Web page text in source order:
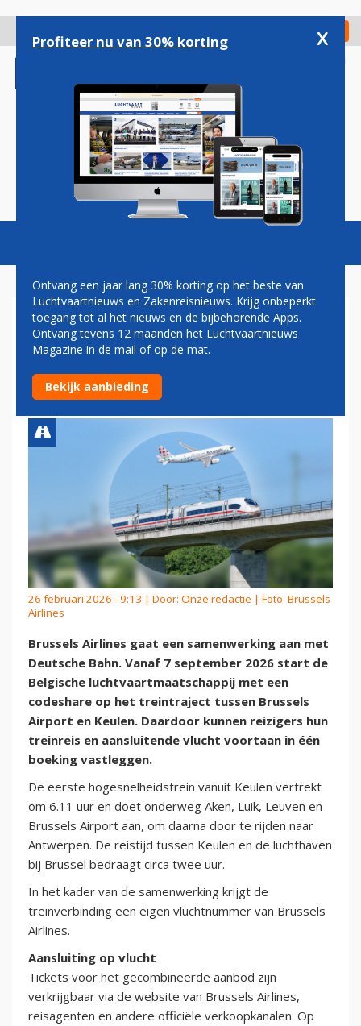
gaan
Check in
Magazine Podcasts Vacatures
BRUSSELS AIRPORT KRIJGT
VANAF SEPTEMBER EEN
HOGESNELHEIDSTREIN
26 februari 2026 - 9:13 | Door: Onze redactie | Foto: Brussels
Airlines
Brussels Airlines gaat een samenwerking aan met
Deutsche Bahn. Vanaf 7 september 2026 start de
Belgische luchtvaartmaatschappij met een
codeshare op het treintraject tussen Brussels
Airport en Keulen. Daardoor kunnen reizigers hun
treinreis en aansluitende vlucht voortaan in één
boeking vastleggen.
De eerste hogesnelheidstrein vanuit Keulen vertrekt
om 6.11 uur en doet onderweg Aken, Luik, Leuven en
Brussels Airport aan, om daarna door te rijden naar
Antwerpen. De reistijd tussen Keulen en de luchthaven
bij Brussel bedraagt circa twee uur.
In het kader van de samenwerking krijgt de
treinverbinding een eigen vluchtnummer van Brussels
Airlines.
Aansluiting op vlucht
Tickets voor het gecombineerde aanbod zijn
verkrijgbaar via de website van Brussels Airlines,
reisagenten en andere officiële verkoopkanalen. Op
Profiteer nu van 30% korting x
Ontvang een jaar lang 30% korting op het beste van
Luchtvaartnieuws en Zakenreisnieuws. Krijg onbeperkt
toegang tot al het nieuws en de bijbehorende Apps.
Ontvang tevens 12 maanden het Luchtvaartnieuws
Magazine in de mail of op de mat.
Bekijk aanbieding